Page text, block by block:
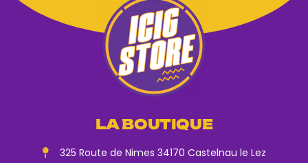
LA BOUTIQUE
325 Route de Nimes 34170 Castelnau le Lez